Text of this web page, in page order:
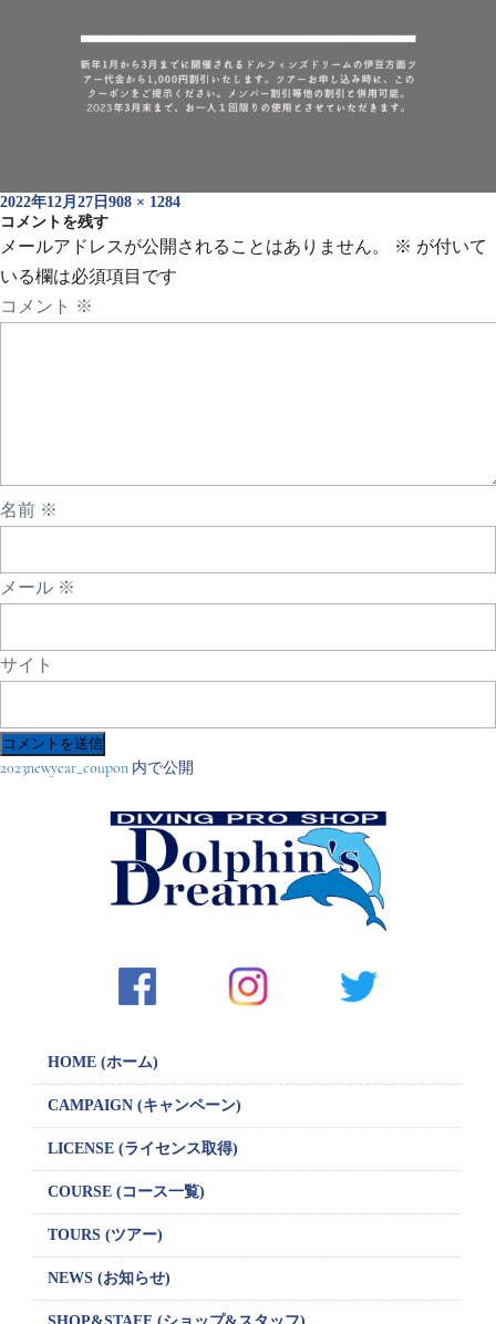
投
稿
日:
2022年12月27日 フ
ル
サ
ズ
908 × 1284
コメントを残す
メールアドレスが公開されることはありません。 ※ が付いて
いる欄は必須項目です
コメント ※
名前 ※
メール ※
サイト
投
2023newyear_coupon 内で公開
HOME (ホーム)
CAMPAIGN (キャンペーン)
LICENSE (ライセンス取得)
COURSE (コース一覧)
TOURS (ツアー)
NEWS (お知らせ)